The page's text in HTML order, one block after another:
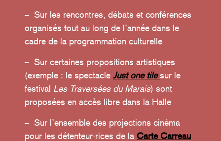
– Sur les rencontres, débats et conférences
organisés tout au long de l’année dans le
cadre de la programmation culturelle
– Sur certaines propositions artistiques
(exemple : le spectacle Just one tilesur le
festival Les Traversées du Marais) sont
proposées en accès libre dans la Halle
– Sur l’ensemble des projections cinéma
pour les détenteur·rices de la Carte Carreau